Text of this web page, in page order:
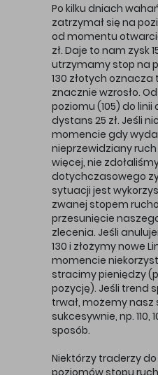
Po kilku dniach
zatrzymał się na
od momentu
zł. Daje to nam zysk
utrzymamy stop na
130 złotych oznacza
znacznie wzrosło.
poziomu (105) do linii
dystans 25 zł. Jeśli
momencie gdy
nieprzewidziany ruch
więcej, nie
dotychczasowego
sytuacji jest
zwanej stopem
przesunięcie
zlecenia. Jeśli
130 i złożymy nowe
momencie
stracimy pieniędzy
pozycję). Jeśli trend
trwał, możemy
sukcesywnie, np. 110,
sposób.
Niektórzy traderzy
poziomów stopu